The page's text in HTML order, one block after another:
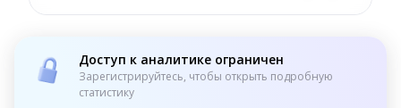
Доступ к аналитике ограничен
Зарегистрируйтесь, чтобы открыть подробную
статистику